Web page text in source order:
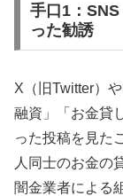
手口1：
った勧誘
X（旧Twitter）
融資」「お金貸
った投稿を見た
人同士のお金の
闇金業者による